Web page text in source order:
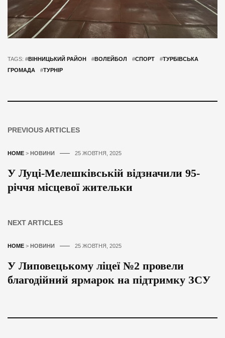
TAGS: #ВІННИЦЬКИЙ РАЙОН #ВОЛЕЙБОЛ #СПОРТ #ТУРБІВСЬКА
ГРОМАДА
#ТУРНІР
PREVIOUS ARTICLES
HOME > НОВИНИ 25 ЖОВТНЯ, 2025
У Луці-Мелешківській відзначили 95-
річчя місцевої жительки
NEXT ARTICLES
HOME > НОВИНИ 25 ЖОВТНЯ, 2025
У Липовецькому ліцеї №2 провели
благодійний ярмарок на підтримку ЗСУ